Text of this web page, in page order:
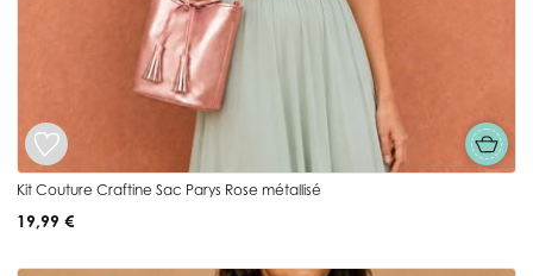
Kit Couture Craftine Sac Parys Rose métallisé
19,99 €